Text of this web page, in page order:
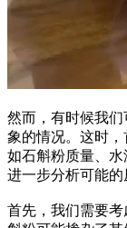
然而，有时候我
象的情况。这时
如石斛粉质量、
进一步分析可能的
首先，我们需要